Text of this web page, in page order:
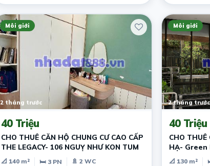
Môi giới
2 tháng trước
40 Triệu
CHO THUÊ CĂN HỘ CHUNG CƯ CAO CẤP
THE LEGACY- 106 NGUỴ NHƯ KON TUM
📐 140 m² 🛏 3 PN
🚿 2 WC
Môi giới
2 tháng trước
40 Triệu
CHO THUÊ
HẠ- Green
📐 130 m²